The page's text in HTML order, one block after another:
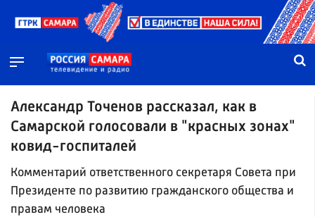
Александр Точенов рассказал, как в
Самарской голосовали в "красных зонах"
ковид-госпиталей
Комментарий ответственного секретаря Совета при
Президенте по развитию гражданского общества и
правам человека